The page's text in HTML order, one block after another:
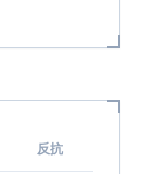
反抗